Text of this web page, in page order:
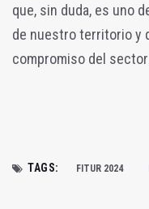
que, sin duda, es uno
de nuestro territorio y
compromiso del
TAGS: FITUR 2024